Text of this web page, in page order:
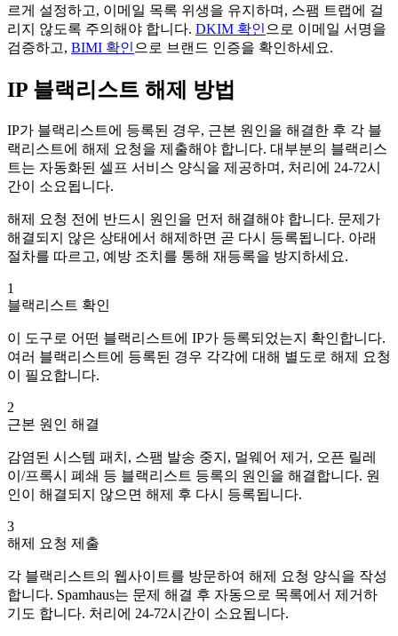
르게 설정하고, 이메일 목록 위생을 유지하며, 스팸 트랩에 걸
리지 않도록 주의해야 합니다. DKIM 확인 으로 이메일 서명을
검증하고, BIMI 확인 으로 브랜드 인증을 확인하세요.
IP 블랙리스트 해제 방법
IP가 블랙리스트에 등록된 경우, 근본 원인을 해결한 후 각 블
랙리스트에 해제 요청을 제출해야 합니다. 대부분의 블랙리스
트는 자동화된 셀프 서비스 양식을 제공하며, 처리에 24-72시
간이 소요됩니다.
해제 요청 전에 반드시 원인을 먼저 해결해야 합니다. 문제가
해결되지 않은 상태에서 해제하면 곧 다시 등록됩니다. 아래
절차를 따르고, 예방 조치를 통해 재등록을 방지하세요.
1
블랙리스트 확인
이 도구로 어떤 블랙리스트에 IP가 등록되었는지 확인합니다.
여러 블랙리스트에 등록된 경우 각각에 대해 별도로 해제 요청
이 필요합니다.
2
근본 원인 해결
감염된 시스템 패치, 스팸 발송 중지, 멀웨어 제거, 오픈 릴레
이/프록시 폐쇄 등 블랙리스트 등록의 원인을 해결합니다. 원
인이 해결되지 않으면 해제 후 다시 등록됩니다.
3
해제 요청 제출
각 블랙리스트의 웹사이트를 방문하여 해제 요청 양식을 작성
합니다. Spamhaus는 문제 해결 후 자동으로 목록에서 제거하
기도 합니다. 처리에 24-72시간이 소요됩니다.